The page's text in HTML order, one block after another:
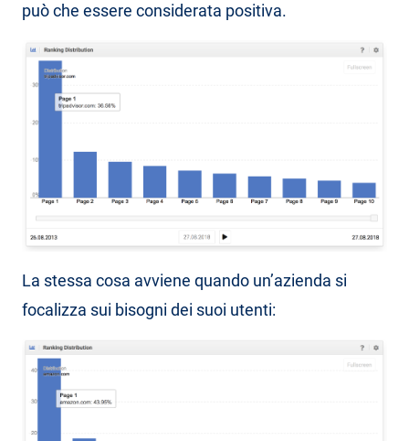
può che essere considerata positiva.
La stessa cosa avviene quando un’azienda si
focalizza sui bisogni dei suoi utenti: